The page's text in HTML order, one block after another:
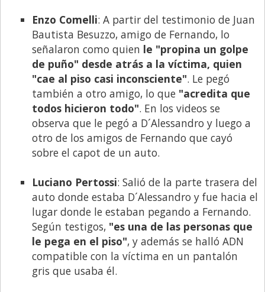
ViajesEnzo Comelli: A partir del testimonio de Juan
Bautista Besuzzo, amigo de Fernando, lo
señalaron como quien le "propina un golpe
de puño" desde atrás a la víctima, quien
"cae al piso casi inconsciente". Le pegó
también a otro amigo, lo que "acredita que
todos hicieron todo". En los videos se
observa que le pegó a D´Alessandro y luego a
otro de los amigos de Fernando que cayó
sobre el capot de un auto.
Luciano Pertossi: Salió de la parte trasera del
auto donde estaba D´Alessandro y fue hacia el
lugar donde le estaban pegando a Fernando.
Según testigos, "es una de las personas que
le pega en el piso", y además se halló ADN
compatible con la víctima en un pantalón
gris que usaba él.